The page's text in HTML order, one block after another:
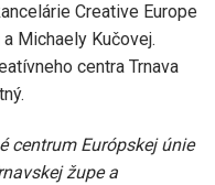
Creative Europe
Michaely Kučovej.
centra Trnava
centrum Európskej únie
župe a